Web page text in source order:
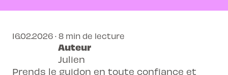
Prends le guidon en toute confiance et
16.02.2026 · 8 min de lecture
Auteur
Julien